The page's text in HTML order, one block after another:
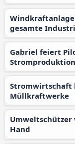
Windkraftanlagen liefern fast so viel Strom wie die
gesamte
Gabriel feiert Pilotprojekt zur reinen
Stromwirtschaft baut Kohle-, Erdgas- und
Müllkraftwerke
Umweltschützer wollen Stromnetze in öffentlicher
Hand